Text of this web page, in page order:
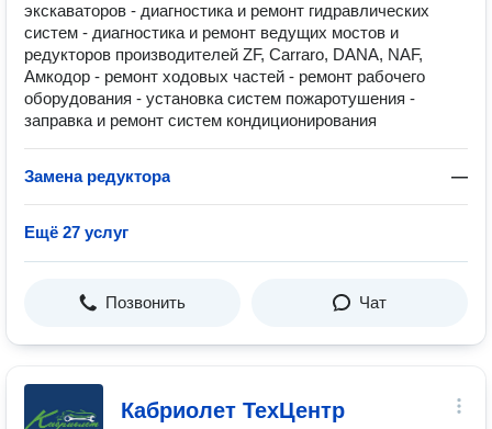
экскаваторов - диагностика и ремонт гидравлических
систем - диагностика и ремонт ведущиx мостов и
редукторов производителей ZF, Carraro, DANA, NAF,
Амкодор - ремонт ходовых частей - ремонт рабочего
оборудования - установка систем пожаротушения -
заправка и ремонт систем кондиционирования
Замена редуктора —
Ещё 27 услуг
Позвонить Чат
Кабриолет ТехЦентр